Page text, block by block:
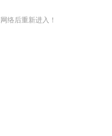
络后重新进入！